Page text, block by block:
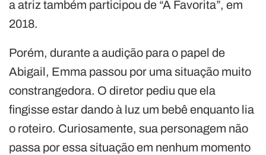
a atriz também participou de “A Favorita”, em
2018.
Porém, durante a audição para o papel de
Abigail, Emma passou por uma situação muito
constrangedora. O diretor pediu que ela
fingisse estar dando à luz um bebê enquanto lia
o roteiro. Curiosamente, sua personagem não
passa por essa situação em nenhum momento